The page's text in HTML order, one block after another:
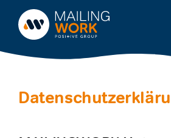
Inhalt
springen
Branchen